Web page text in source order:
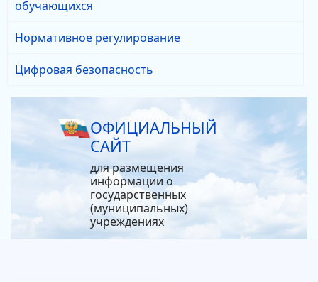
обучающихся
Нормативное регулирование
Цифровая безопасность
ОФИЦИАЛЬНЫЙ
САЙТ
для размещения
информации о
государственных
(муниципальных)
учреждениях